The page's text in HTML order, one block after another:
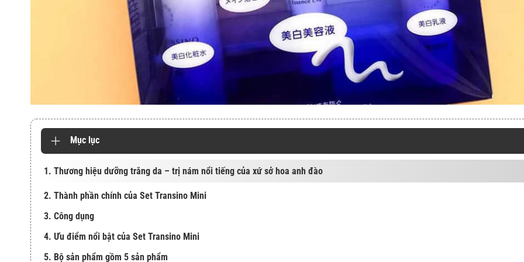
Mục lục
1. Thương hiệu dưỡng trắng da – trị nám nổi tiếng của xứ sở hoa anh đào
2. Thành phần chính của Set Transino Mini
3. Công dụng
4. Ưu điểm nổi bật của Set Transino Mini
5. Bộ sản phẩm gồm 5 sản phẩm